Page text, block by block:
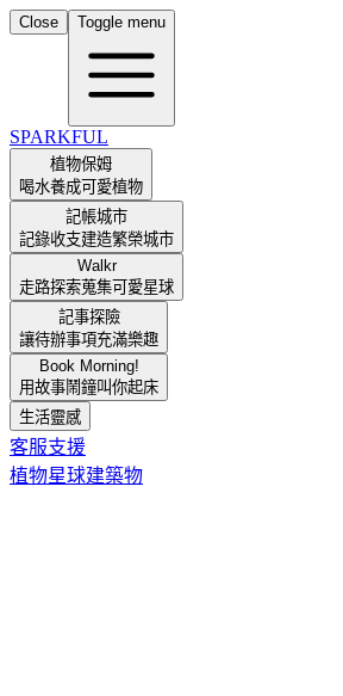
Close Toggle menu
SPARKFUL
植物保姆
喝水養成可愛植物
記帳城市
記錄收支建造繁榮城市
Walkr
走路探索蒐集可愛星球
記事探險
讓待辦事項充滿樂趣
Book Morning!
用故事鬧鐘叫你起床
生活靈感
客服支援
植物星球建築物